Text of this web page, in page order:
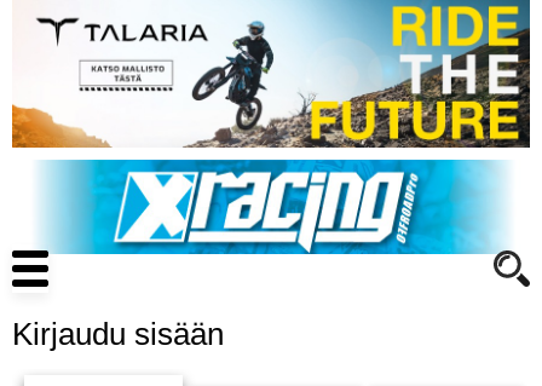
pääsisältöön
Main
navigation
Kirjaudu sisään